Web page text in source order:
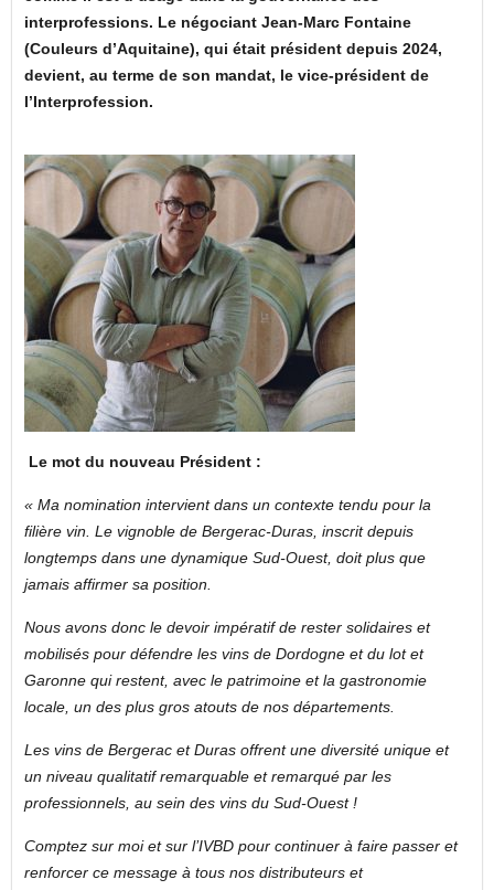
interprofessions. Le négociant Jean-Marc Fontaine
(Couleurs d’Aquitaine), qui était président depuis 2024,
devient, au terme de son mandat, le vice-président de
l’Interprofession.
Le mot du nouveau Président :
« Ma nomination intervient dans un contexte tendu pour la
filière vin. Le vignoble de Bergerac-Duras, inscrit depuis
longtemps dans une dynamique Sud-Ouest, doit plus que
jamais affirmer sa position.
Nous avons donc le devoir impératif de rester solidaires et
mobilisés pour défendre les vins de Dordogne et du lot et
Garonne qui restent, avec le patrimoine et la gastronomie
locale, un des plus gros atouts de nos départements.
Les vins de Bergerac et Duras offrent une diversité unique et
un niveau qualitatif remarquable et remarqué par les
professionnels, au sein des vins du Sud-Ouest !
Comptez sur moi et sur l’IVBD pour continuer à faire passer et
renforcer ce message à tous nos distributeurs et